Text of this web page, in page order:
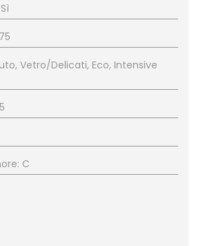
Vetro/Delicati, Eco, Intensive
C